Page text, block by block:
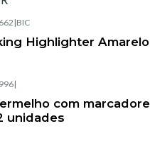
|BIC
Highlighter
|
com
unidades